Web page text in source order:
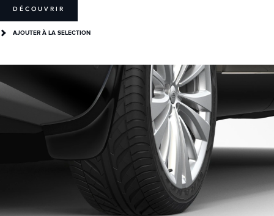
DÉCOUVRIR
AJOUTER À LA SELECTION